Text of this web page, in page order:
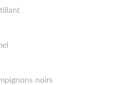
noirs